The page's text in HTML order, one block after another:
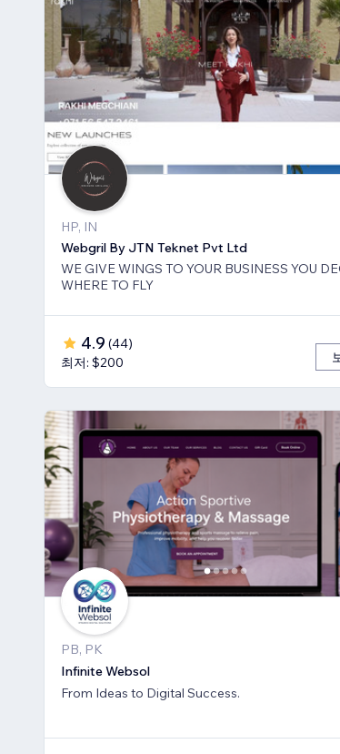
HP, IN
Webgril By JTN Teknet Pvt Ltd
WE GIVE WINGS TO YOUR BUSINESS YOU DECIDE
WHERE TO FLY
4.9 (44)
최저: $200
PB, PK
Infinite Websol
From Ideas to Digital Success.